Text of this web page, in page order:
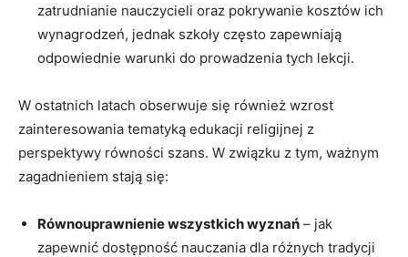
zatrudnianie nauczycieli oraz pokrywanie kosztów ich
wynagrodzeń, jednak szkoły często zapewniają
odpowiednie warunki do prowadzenia tych lekcji.
W ostatnich latach obserwuje się również wzrost
zainteresowania tematyką edukacji religijnej z
perspektywy równości szans. W związku z tym, ważnym
zagadnieniem stają się:
Równouprawnienie wszystkich wyznań – jak
zapewnić dostępność nauczania dla różnych tradycji